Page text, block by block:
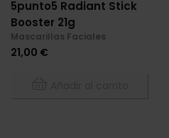
5punto5 Radiant Stick
Booster 21g
Mascarillas Faciales
Precio
21,00 €